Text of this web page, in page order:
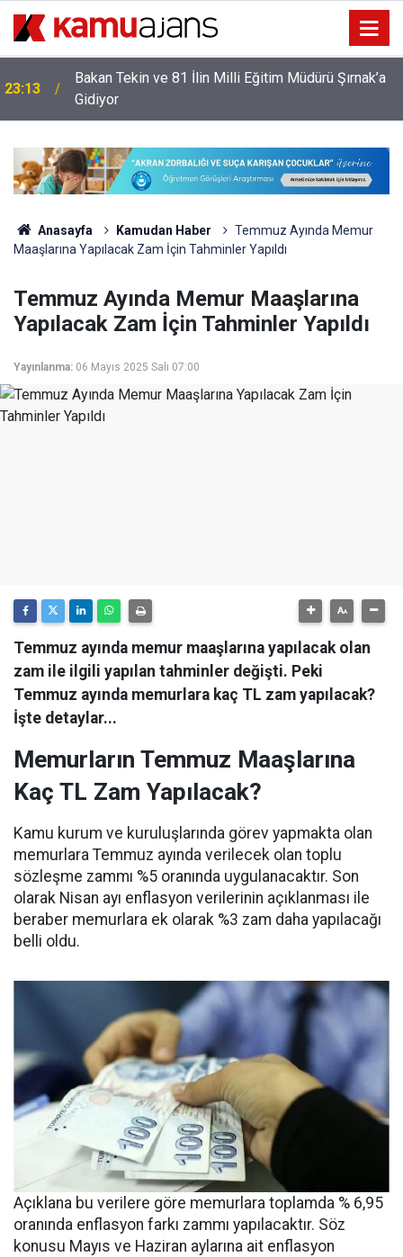
23:13
Bakan Tekin ve 81 İlin Milli Eğitim Müdürü Şırnak’a
Gidiyor
Anasayfa Kamudan Haber
Temmuz Ayında Memur
Maaşlarına Yapılacak Zam İçin Tahminler Yapıldı
Temmuz Ayında Memur Maaşlarına
Yapılacak Zam İçin Tahminler Yapıldı
Yayınlanma: 06 Mayıs 2025 Salı 07:00
Temmuz ayında memur maaşlarına yapılacak olan
zam ile ilgili yapılan tahminler değişti. Peki
Temmuz ayında memurlara kaç TL zam yapılacak?
İşte detaylar...
Memurların Temmuz Maaşlarına
Kaç TL Zam Yapılacak?
Kamu kurum ve kuruluşlarında görev yapmakta olan
memurlara Temmuz ayında verilecek olan toplu
sözleşme zammı %5 oranında uygulanacaktır. Son
olarak Nisan ayı enflasyon verilerinin açıklanması ile
beraber memurlara ek olarak %3 zam daha yapılacağı
belli oldu.
Açıklana bu verilere göre memurlara toplamda % 6,95
oranında enflasyon farkı zammı yapılacaktır. Söz
konusu Mayıs ve Haziran aylarına ait enflasyon